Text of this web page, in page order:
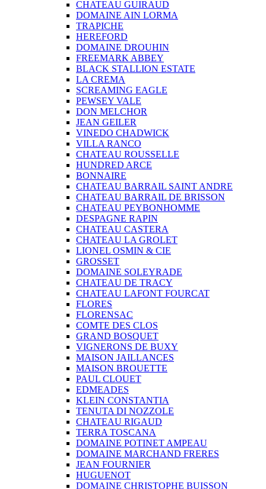
CHATEAU GUIRAUD
DOMAINE AIN LORMA
TRAPICHE
HEREFORD
DOMAINE DROUHIN
FREEMARK ABBEY
BLACK STALLION ESTATE
LA CREMA
SCREAMING EAGLE
PEWSEY VALE
DON MELCHOR
JEAN GEILER
VINEDO CHADWICK
VILLA RANCO
CHATEAU ROUSSELLE
HUNDRED ARCE
BONNAIRE
CHATEAU BARRAIL SAINT ANDRE
CHATEAU BARRAIL DE BRISSON
CHATEAU PEYBONHOMME
DESPAGNE RAPIN
CHATEAU CASTERA
CHATEAU LA GROLET
LIONEL OSMIN & CIE
GROSSET
DOMAINE SOLEYRADE
CHATEAU DE TRACY
CHATEAU LAFONT FOURCAT
FLORES
FLORENSAC
COMTE DES CLOS
GRAND BOSQUET
VIGNERONS DE BUXY
MAISON JAILLANCES
MAISON BROUETTE
PAUL CLOUET
EDMEADES
KLEIN CONSTANTIA
TENUTA DI NOZZOLE
CHATEAU RIGAUD
TERRA TOSCANA
DOMAINE POTINET AMPEAU
DOMAINE MARCHAND FRERES
JEAN FOURNIER
HUGUENOT
DOMAINE CHRISTOPHE BUISSON